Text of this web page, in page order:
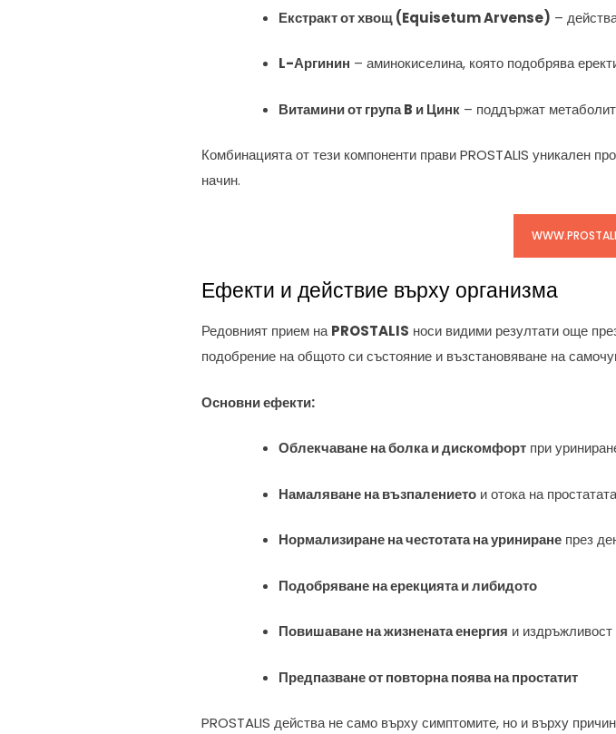
Екстракт от хвощ (Equisetum Arvense) –
L-Аргинин – аминокиселина, която подобрява
Витамини от група B и Цинк – поддържат
Комбинацията от тези компоненти прави PROSTALIS уникален
начин.
Ефекти и действие върху организма
Редовният прием наPROSTALIS носи видими резултати още
подобрение на общото си състояние и възстановяване на
Основни ефекти:
Облекчаване на болка и дискомфорт при
Намаляване на възпалението и отока на простатата
Нормализиране на честотата на уриниране през
Подобряване на ерекцията и либидото
Повишаване на жизнената енергия и издръжливост
Предпазване от повторна поява на простатит
PROSTALIS действа не само върху симптомите, но и върху